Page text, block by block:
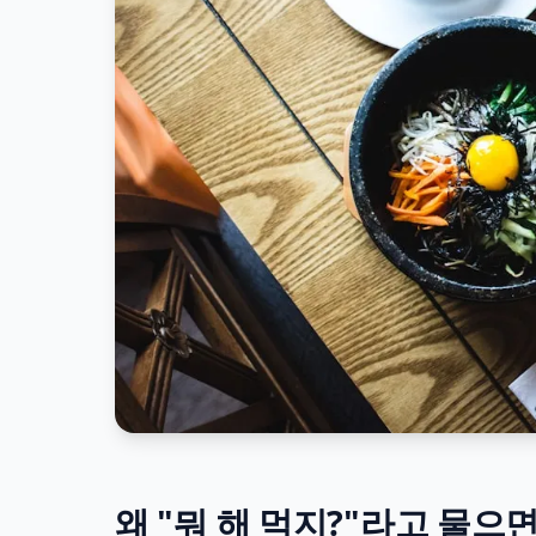
왜 "뭐 해 먹지?"라고 물으